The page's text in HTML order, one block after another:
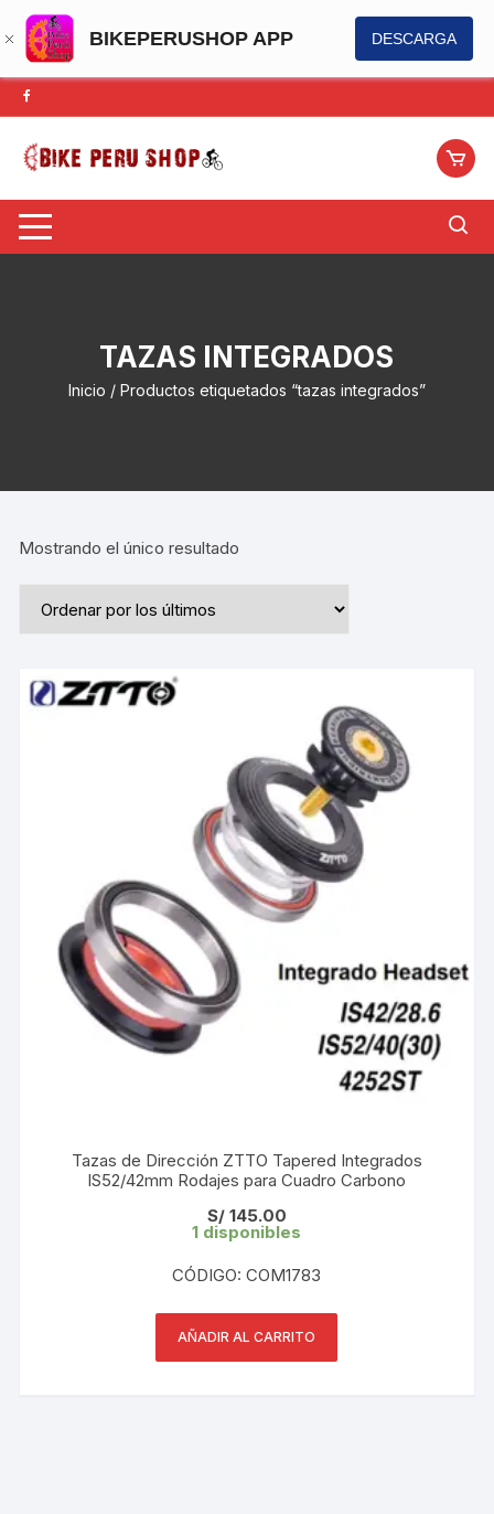
BIKEPERUSHOP APP DESCARGA
Saltar
al
contenido
TAZAS INTEGRADOS
Inicio / Productos etiquetados “tazas integrados”
Mostrando el único resultado
Tazas de Dirección ZTTO Tapered Integrados
IS52/42mm Rodajes para Cuadro Carbono
S/145.00
1 disponibles
CÓDIGO: COM1783
AÑADIR AL CARRITO